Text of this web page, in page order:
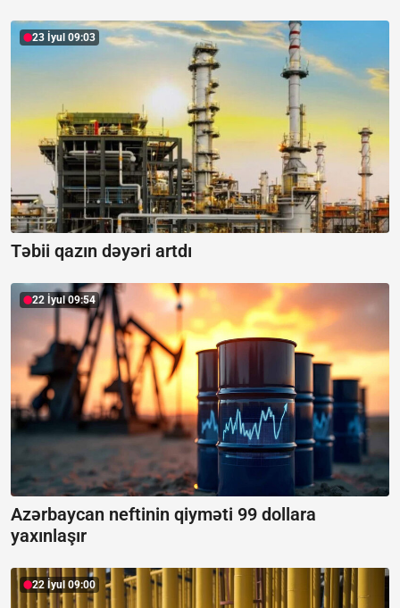
23 İyul 09:03
Təbii qazın dəyəri artdı
22 İyul 09:54
Azərbaycan neftinin qiyməti 99 dollara
yaxınlaşır
22 İyul 09:00